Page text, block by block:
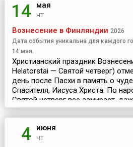
14 мая
чт
Вознесение в Финляндии 2026
Дата события уникальна для каждого
14 мая.
Христианский праздник
Helatorstai — Святой четверг)
день после Пасхи в память о
Спасителя, Иисуса Христа. По
Святой четверг все замирает,
4 июня
чт